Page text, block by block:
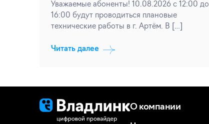
Уважаемые абоненты! 10.08.2026 с 12:00 до
16:00 будут проводиться плановые
технические работы в г. Артём. В […]
Читать далее
О компании